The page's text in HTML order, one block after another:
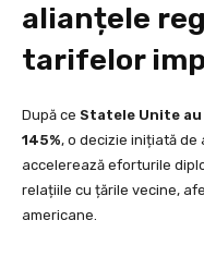
alianțele
tarifelor
După ce Statele Unite au
145%, o decizie inițiată de
accelerează eforturile
relațiile cu țările vecine,
americane.